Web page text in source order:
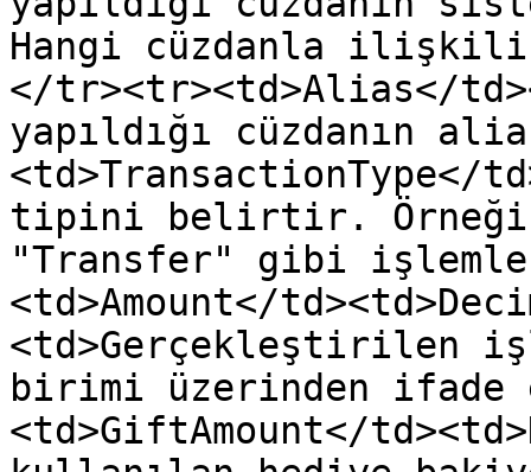
Hangi cüzdanla
</tr><tr><td>Alias</
yapıldığı cüzdanın
<td>TransactionType</
tipini belirtir. Örneğin
"Transfer" gibi
<td>Amount</
<td>Gerçekleştirilen
birimi üzerinden
<td>GiftAmount</